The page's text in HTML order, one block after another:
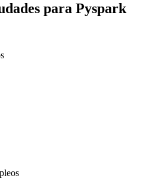
para Pyspark